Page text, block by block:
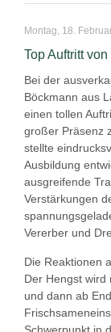
Montag, 18.
Top Auftritt
Bei der
Böckmann aus
einen tollen
großer Präsenz
stellte
Ausbildung
ausgreifende
Verstärkungen
Vererber und
Die Reaktionen
Der Hengst wird
und dann ab